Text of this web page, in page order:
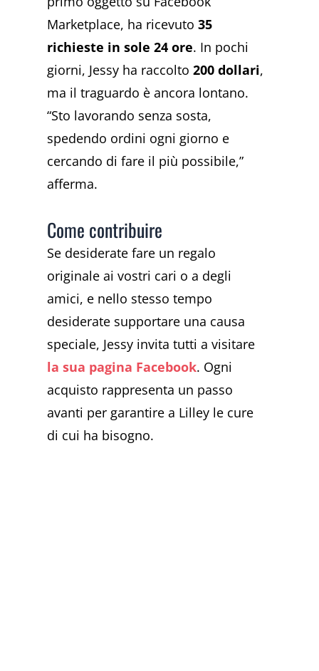
Marketplace, ha ricevuto35
richieste in sole 24 ore. In pochi
giorni, Jessy ha raccolto200 dollari,
ma il traguardo è ancora lontano.
“Sto lavorando senza sosta,
spedendo ordini ogni giorno e
cercando di fare il più possibile,”
afferma.
Come contribuire
Se desiderate fare un regalo
originale ai vostri cari o a degli
amici, e nello stesso tempo
desiderate supportare una causa
speciale, Jessy invita tutti a visitare
la sua pagina Facebook. Ogni
acquisto rappresenta un passo
avanti per garantire a Lilley le cure
di cui ha bisogno.